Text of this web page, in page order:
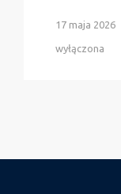
17 maja 2026
wyłączona